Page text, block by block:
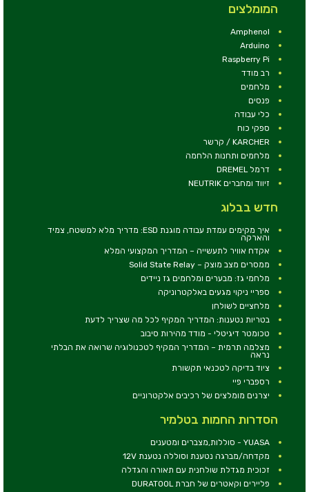
המומלצים
Amphenol
Arduino
Raspberry Pi
רב מודד
מלחמים
פנסים
כלי עבודה
ספקי כוח
KARCHER / קרשר
מלחמים ותחנות הלחמה
דרמל DREMEL
זיווד ומחברים NEUTRIK
חדש בבלוג
איך מקימים עמדת עבודה מוגנת ESD: מדריך מלא למשטח, צמיד
והארקה
אקדח אוויר לתעשייה – המדריך המקצועי המלא
ממסרים מצב מוצק – Solid State Relay
מלחמי גז: מבערים ומלחמים גז ניידים
ספריי ניקוי מגעים באלקטרוניקה
מלחציים לשולחן
בטריות נטענות: המדריך המקיף לכל מה שצריך לדעת
טכומטר דיגיטלי - מודד מהירות סיבוב
מצלמה תרמית – המדריך המקיף לטכנולוגיה שרואה את הבלתי
נראה
ציוד בדיקה לטכנאי תקשורת
רספברי פיי
יצרנים מומלצים של רכיבים אלקטרוניים
הסדרות החמות בטלמיר
YUASA - סוללות,מצברים ומטענים
מקדחה/מברגה נטענת וסוללה נטענת 12V
זכוכית מגדלת שולחנית עם תאורה והגדלה
פליירים וקאטרים של חברת DURATOOL